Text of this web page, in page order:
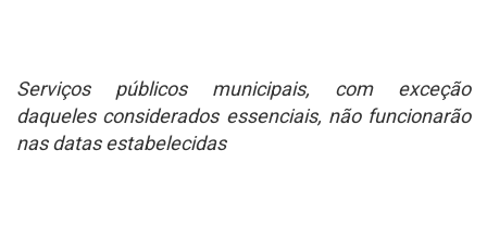
Serviços públicos municipais, com exceção
daqueles considerados essenciais, não funcionarão
nas datas estabelecidas